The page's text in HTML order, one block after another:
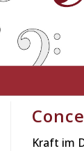
Kraft im